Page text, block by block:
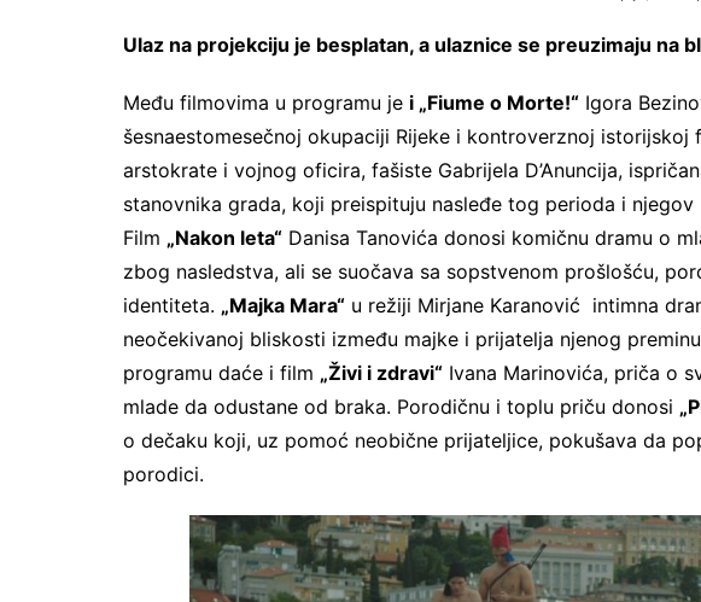
Ulaz na projekciju je besplatan, a ulaznice se preuzimaju na
Među filmovima u programu je i „Fiume o Morte!“ Igora
šesnaestomesečnoj okupaciji Rijeke i kontroverznoj istorijskoj
arstokrate i vojnog oficira, fašiste Gabrijela D’Anuncija,
stanovnika grada, koji preispituju nasleđe tog perioda i
Film „Nakon leta“ Danisa Tanovića donosi komičnu dramu o
zbog nasledstva, ali se suočava sa sopstvenom prošlošću,
identiteta. „Majka Mara“ u režiji Mirjane Karanović intimna
neočekivanoj bliskosti između majke i prijatelja njenog
programu daće i film „Živi i zdravi“ Ivana Marinovića, priča o
mlade da odustane od braka. Porodičnu i toplu priču donosi
o dečaku koji, uz pomoć neobične prijateljice, pokušava da
porodici.